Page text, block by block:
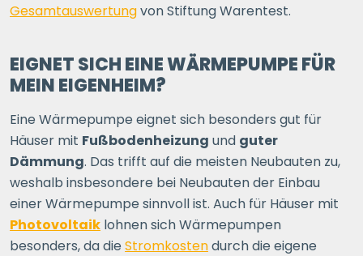
Gesamtauswertungvon Stiftung Warentest.
EIGNET SICH EINE WÄRMEPUMPE FÜR
MEIN EIGENHEIM?
Eine Wärmepumpe eignet sich besonders gut für
Häuser mit Fußbodenheizung und guter
Dämmung. Das trifft auf die meisten Neubauten zu,
weshalb insbesondere bei Neubauten der Einbau
einer Wärmepumpe sinnvoll ist. Auch für Häuser mit
Photovoltaik lohnen sich Wärmepumpen
besonders, da die Stromkostendurch die eigene